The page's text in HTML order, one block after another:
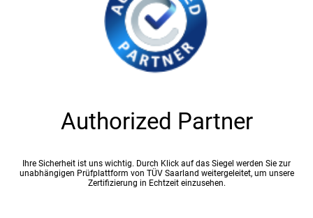
Authorized Partner
Ihre Sicherheit ist uns wichtig. Durch Klick auf das Siegel werden Sie zur
unabhängigen Prüfplattform von TÜV Saarland weitergeleitet, um unsere
Zertifizierung in Echtzeit einzusehen.